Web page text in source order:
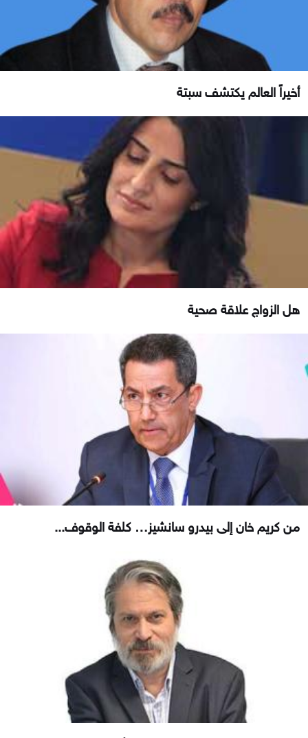
أخيراً العالم يكتشف سبتة
هل الزواج علاقة صحية
من كريم خان إلى بيدرو سانشيز… كلفة الوقوف...